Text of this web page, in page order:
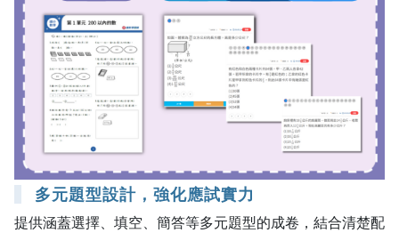
多元題型設計，強化應試實力
提供涵蓋選擇、填空、簡答等多元題型的成卷，結合清楚配